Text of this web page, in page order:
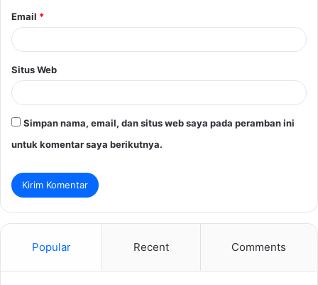
Email *
Situs Web
Simpan nama, email, dan situs web saya pada peramban ini
untuk komentar saya berikutnya.
Popular Recent Comments